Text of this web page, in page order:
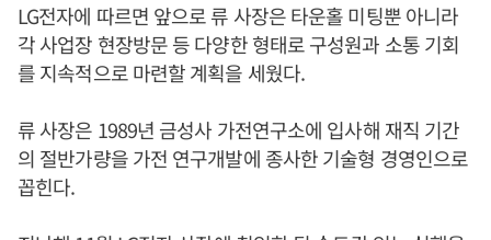
LG전자에 따르면 앞으로 류 사장은 타운홀 미팅뿐 아니라
각 사업장 현장방문 등 다양한 형태로 구성원과 소통 기회
를 지속적으로 마련할 계획을 세웠다.
류 사장은 1989년 금성사 가전연구소에 입사해 재직 기간
의 절반가량을 가전 연구개발에 종사한 기술형 경영인으로
꼽힌다.